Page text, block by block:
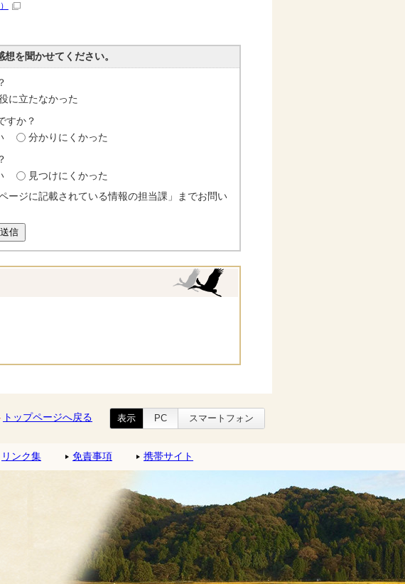
を聞かせてください。
に立たなかった
すか？
分かりにくかった
見つけにくかった
ージに記載されている情報の担当課」までお問い
送信
トップページへ戻る 表示 PC スマートフォン
リンク集 免責事項 携帯サイト